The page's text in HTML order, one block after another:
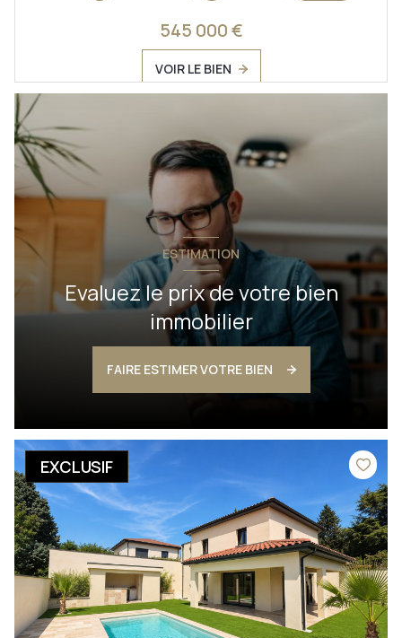
545 000 €
VOIR LE BIEN
ESTIMATION
Evaluez le prix de votre bien
immobilier
FAIRE ESTIMER VOTRE BIEN
EXCLUSIF